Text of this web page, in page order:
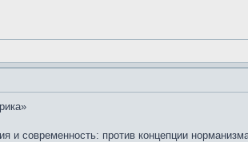
и современность: против концепции